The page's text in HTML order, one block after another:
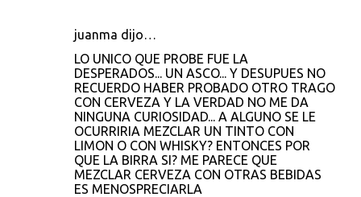
juanma dijo…
LO UNICO QUE PROBE FUE LA
DESPERADOS... UN ASCO... Y DESUPUES NO
RECUERDO HABER PROBADO OTRO TRAGO
CON CERVEZA Y LA VERDAD NO ME DA
NINGUNA CURIOSIDAD... A ALGUNO SE LE
OCURRIRIA MEZCLAR UN TINTO CON
LIMON O CON WHISKY? ENTONCES POR
QUE LA BIRRA SI? ME PARECE QUE
MEZCLAR CERVEZA CON OTRAS BEBIDAS
ES MENOSPRECIARLA